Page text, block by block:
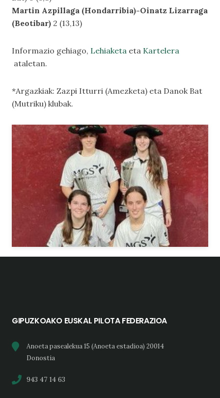
Martin Azpillaga (Hondarribia)-Oinatz Lizarraga
(Beotibar) 2 (13,13)
Informazio gehiago, Lehiaketa eta Kartelera
ataletan.
*Argazkiak: Zazpi Itturri (Amezketa) eta Danok Bat
(Mutriku) klubak.
GIPUZKOAKO EUSKAL PILOTA FEDERAZIOA
Anoeta pasealekua 15 (Anoeta estadioa) 20014
Donostia
943 47 14 63